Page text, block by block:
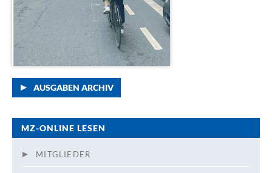
AUSGABEN ARCHIV
MZ-ONLINE LESEN
MITGLIEDER